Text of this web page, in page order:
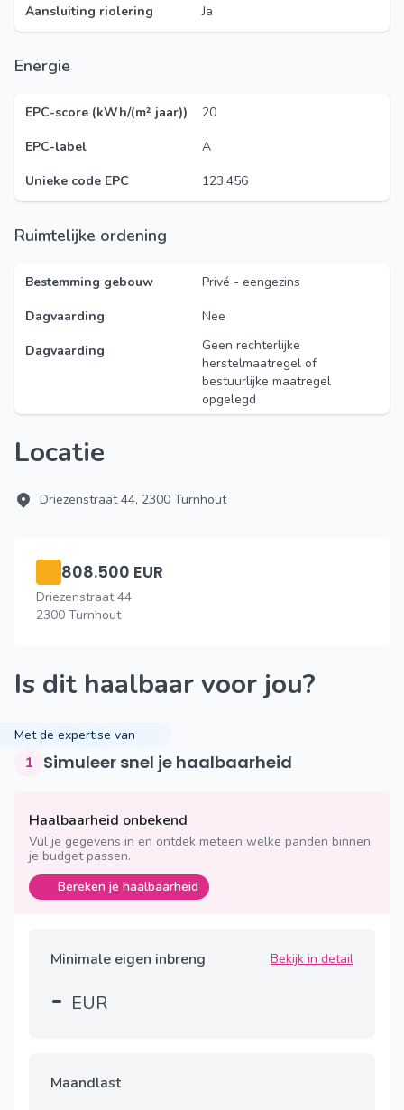
Aansluiting riolering
Ja
Energie
EPC-score (kWh/(m² jaar))
20
EPC-label
A
Unieke code EPC
123.456
Ruimtelijke ordening
Bestemming gebouw
Privé - eengezins
Dagvaarding
Nee
Dagvaarding
Geen rechterlijke
herstelmaatregel of
bestuurlijke maatregel
opgelegd
Locatie
Driezenstraat 44, 2300 Turnhout
808.500 EUR
Driezenstraat 44
2300 Turnhout
Is dit haalbaar voor jou?
Met de expertise van
1 Simuleer snel je haalbaarheid
Haalbaarheid onbekend
Vul je gegevens in en ontdek meteen welke panden binnen
je budget passen.
Bereken je haalbaarheid
Minimale eigen inbreng Bekijk in detail
- EUR
Maandlast